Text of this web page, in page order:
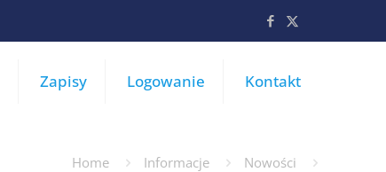
Zapisy Logowanie Kontakt
Home Informacje
Nowości